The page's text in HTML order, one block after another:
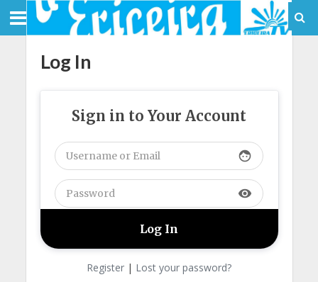
Log In
Sign in to Your Account
face
visibility
Register | Lost your password?